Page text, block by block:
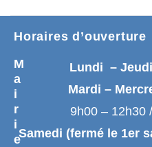
M
a
i
r
i
e
Horaires d’ouverture
Lundi –
Mardi –
9h00 – 12h30
Samedi (fermé le 1er